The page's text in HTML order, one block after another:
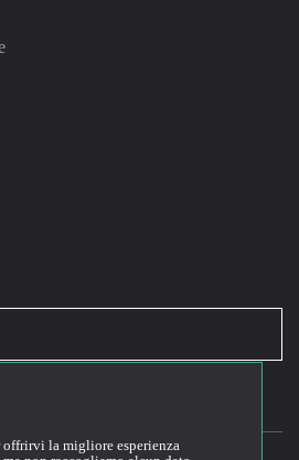
la migliore esperienza